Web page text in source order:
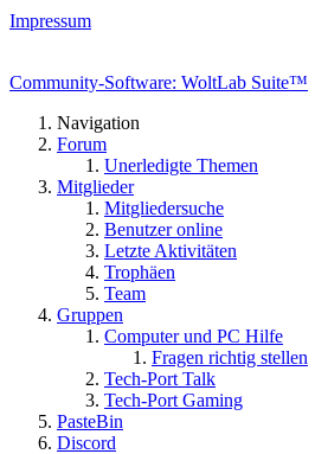
Impressum
Community-Software: WoltLab Suite™
Navigation
Forum
Unerledigte Themen
Mitglieder
Mitgliedersuche
Benutzer online
Letzte Aktivitäten
Trophäen
Team
Gruppen
Computer und PC Hilfe
Fragen richtig stellen
Tech-Port Talk
Tech-Port Gaming
PasteBin
Discord